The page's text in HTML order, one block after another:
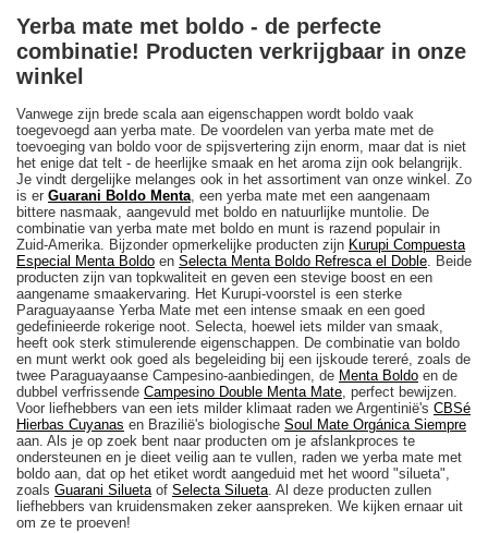
Yerba mate met boldo - de perfecte
combinatie! Producten verkrijgbaar in onze
winkel
Vanwege zijn brede scala aan eigenschappen wordt boldo vaak
toegevoegd aan yerba mate. De voordelen van yerba mate met de
toevoeging van boldo voor de spijsvertering zijn enorm, maar dat is niet
het enige dat telt - de heerlijke smaak en het aroma zijn ook belangrijk.
Je vindt dergelijke melanges ook in het assortiment van onze winkel. Zo
is er Guarani Boldo Menta, een yerba mate met een aangenaam
bittere nasmaak, aangevuld met boldo en natuurlijke muntolie. De
combinatie van yerba mate met boldo en munt is razend populair in
Zuid-Amerika. Bijzonder opmerkelijke producten zijn Kurupi Compuesta
Especial Menta Boldo en Selecta Menta Boldo Refresca el Doble. Beide
producten zijn van topkwaliteit en geven een stevige boost en een
aangename smaakervaring. Het Kurupi-voorstel is een sterke
Paraguayaanse Yerba Mate met een intense smaak en een goed
gedefinieerde rokerige noot. Selecta, hoewel iets milder van smaak,
heeft ook sterk stimulerende eigenschappen. De combinatie van boldo
en munt werkt ook goed als begeleiding bij een ijskoude tereré, zoals de
twee Paraguayaanse Campesino-aanbiedingen, de Menta Boldo en de
dubbel verfrissende Campesino Double Menta Mate, perfect bewijzen.
Voor liefhebbers van een iets milder klimaat raden we Argentinië's CBSé
Hierbas Cuyanas en Brazilië's biologische Soul Mate Orgánica Siempre
aan. Als je op zoek bent naar producten om je afslankproces te
ondersteunen en je dieet veilig aan te vullen, raden we yerba mate met
boldo aan, dat op het etiket wordt aangeduid met het woord "silueta",
zoals Guarani Siluetaof Selecta Silueta. Al deze producten zullen
liefhebbers van kruidensmaken zeker aanspreken. We kijken ernaar uit
om ze te proeven!